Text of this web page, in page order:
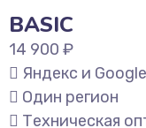
BASIC
14 900 ₽
Яндекс и Google
Один регион
Техническая